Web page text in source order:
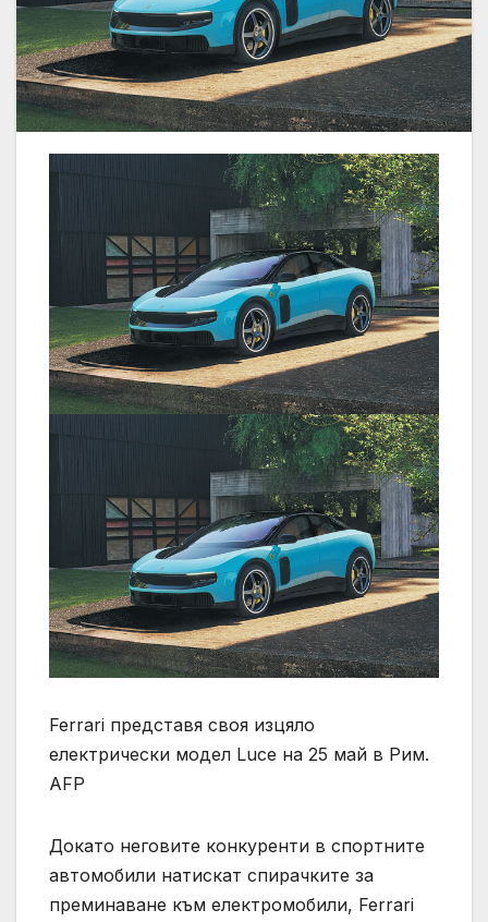
Ferrari представя своя изцяло
електрически модел Luce на 25 май в Рим.
AFP
Докато неговите конкуренти в спортните
автомобили натискат спирачките за
преминаване към електромобили, Ferrari